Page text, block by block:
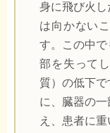
身に飛び火
は向かない
す。この中
部を失って
質）の低下
に、臓器の
え、患者に